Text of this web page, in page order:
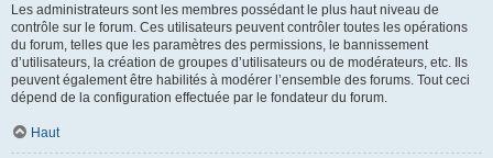
Les administrateurs sont les membres possédant le plus haut niveau de
contrôle sur le forum. Ces utilisateurs peuvent contrôler toutes les opérations
du forum, telles que les paramètres des permissions, le bannissement
d’utilisateurs, la création de groupes d’utilisateurs ou de modérateurs, etc. Ils
peuvent également être habilités à modérer l’ensemble des forums. Tout ceci
dépend de la configuration effectuée par le fondateur du forum.
Haut